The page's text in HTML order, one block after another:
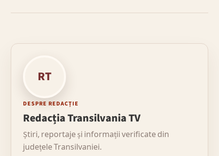
RT
DESPRE REDACȚIE
Redacția Transilvania TV
Știri, reportaje și informații verificate din
județele Transilvaniei.